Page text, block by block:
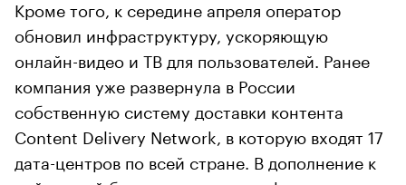
Кроме того, к середине апреля оператор
обновил инфраструктуру, ускоряющую
онлайн-видео и ТВ для пользователей. Ранее
компания уже развернула в России
собственную систему доставки контента
Content Delivery Network, в которую входят 17
дата-центров по всей стране. В дополнение к